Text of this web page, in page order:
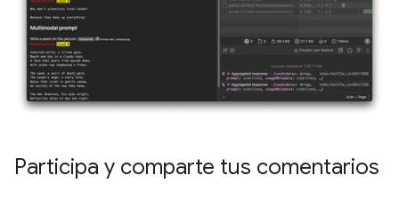
Participa y comparte tus comentarios